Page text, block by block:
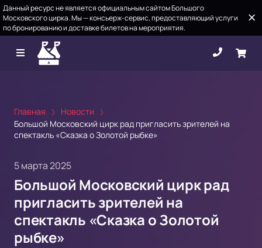
Данный ресурс не является официальным сайтом Большого
Московского цирка. Мы — консьерж-сервис, предоставляющий услуги
по бронированию и доставке билетов на мероприятия.
Главная
Новости
Большой Московский цирк рад пригласить зрителей на
спектакль «Сказка о Золотой рыбке»
5 марта 2025
Большой Московский цирк рад
пригласить зрителей на
спектакль «Сказка о Золотой
рыбке»